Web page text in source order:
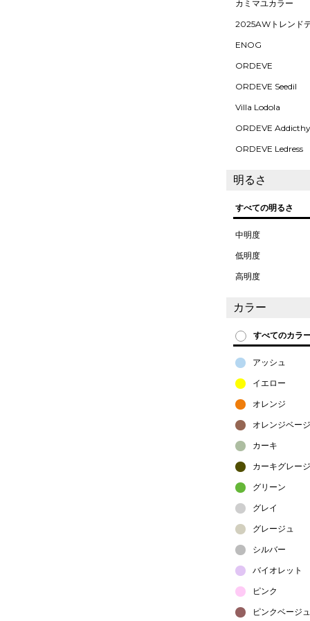
カミマユカラー
2025AWトレンド
ENOG
ORDEVE
ORDEVE Seedil
Villa Lodola
ORDEVE Addicthy
ORDEVE Ledress
明るさ
すべての明るさ
中明度
低明度
高明度
カラー
すべてのカラ
アッシュ
イエロー
オレンジ
オレンジベー
カーキ
カーキグレー
グリーン
グレイ
グレージュ
シルバー
バイオレット
ピンク
ピンクベージュ